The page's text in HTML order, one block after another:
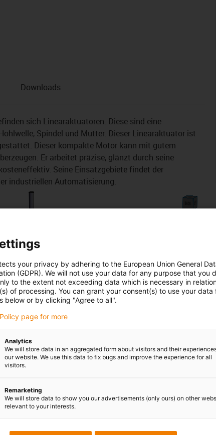
Downloads
sich Linearaktuatoren. Diese sind eine
Spindel und Mutter. Dieser Linearaktuator ist
Dieser kompakte Motor kann mit gutem
Er arbeitet präzise, glänzt durch seine
Seine Einsatzgebiete findet der
industriellen Automatisierung.
your privacy by adhering to the European Union General
(GDPR). We will not use your data for any purpose that you
to the extent not exceeding data which is necessary in
of processing. You can grant your consent(s) to use your data
below or by clicking "Agree to all".
page for more
Analytics
We will store data in an aggregated form about visitors and their
our website. We use this data to fix bugs and improve the experience for all
visitors.
Remarketing
We will store data to show you our advertisements (only ours) on other
relevant to your interests.